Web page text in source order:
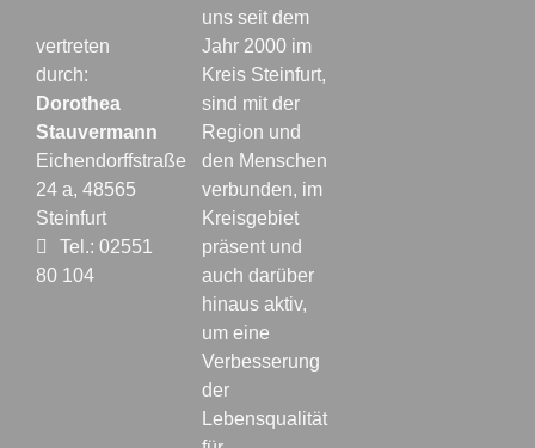
vertreten
durch:
Dorothea
Stauvermann
Eichendorffstraße
24 a, 48565
Steinfurt
Tel.: 02551
80 104
uns seit dem
Jahr 2000 im
Kreis Steinfurt,
sind mit der
Region und
den Menschen
verbunden, im
Kreisgebiet
präsent und
auch darüber
hinaus aktiv,
um eine
Verbesserung
der
Lebensqualität